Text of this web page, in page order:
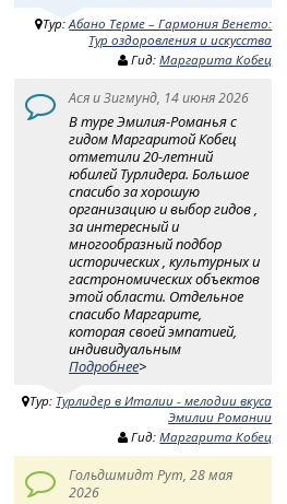
Тур:Абано Терме – Гармония Венето:
Тур оздоровления и искусства
Гид:Маргарита Кобец
Ася и Зигмунд, 14 июня 2026
В туре Эмилия-Романья с
гидом Маргаритой Кобец
отметили 20-летний
юбилей Турлидера. Большое
спасибо за хорошую
организацию и выбор гидов ,
за интересный и
многообразный подбор
исторических , культурных и
гастрономических объектов
этой области. Отдельное
спасибо Маргарите,
которая своей эмпатией,
индивидуальным
Подробнее>
Тур: Турлидер в Италии - мелодии вкуса
Эмилии Романии
Гид:Маргарита Кобец
Гольдшмидт Рут, 28 мая
2026